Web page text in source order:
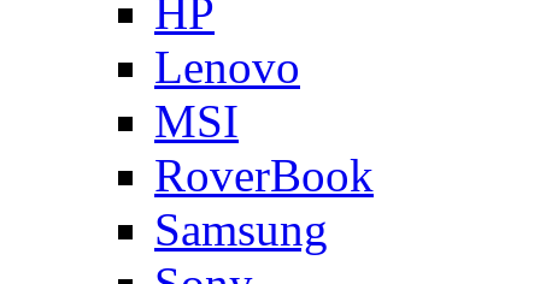
HP
Lenovo
MSI
RoverBook
Samsung